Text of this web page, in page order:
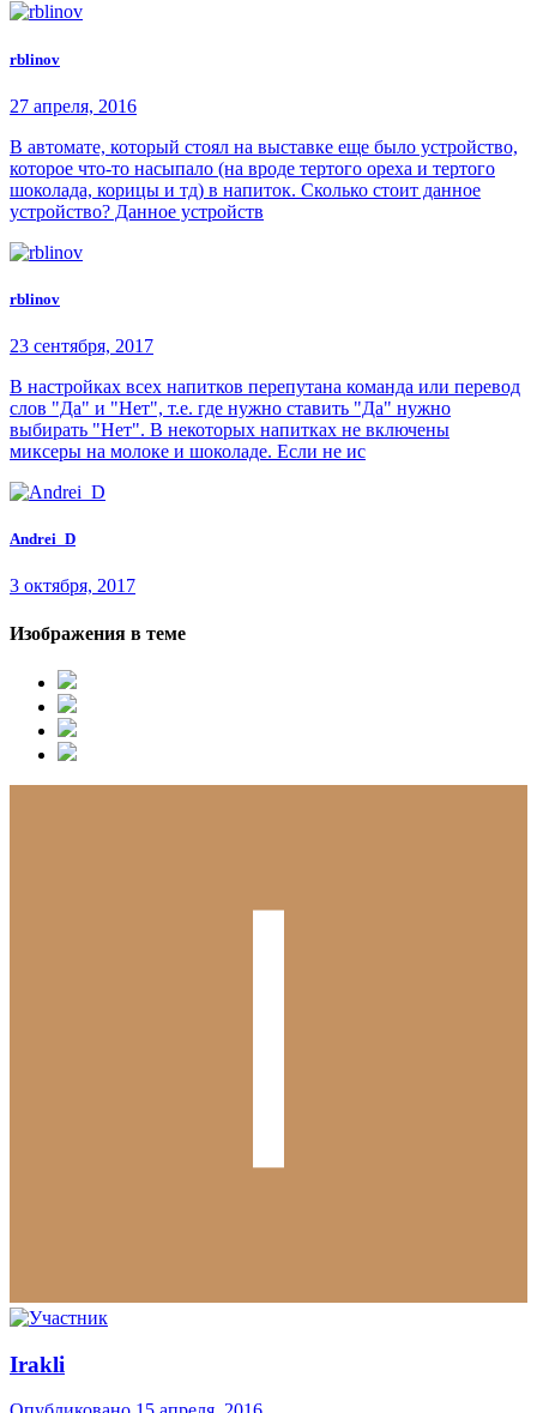
rblinov
27 апреля, 2016
В автомате, который стоял на выставке еще было устройство,
которое что-то насыпало (на вроде тертого ореха и тертого
шоколада, корицы и тд) в напиток. Сколько стоит данное
устройство? Данное устройств
rblinov
23 сентября, 2017
В настройках всех напитков перепутана команда или перевод
слов "Да" и "Нет", т.е. где нужно ставить "Да" нужно
выбирать "Нет". В некоторых напитках не включены
миксеры на молоке и шоколаде. Если не ис
Andrei_D
3 октября, 2017
Изображения в теме
Irakli